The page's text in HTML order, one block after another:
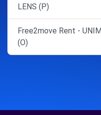
LENS (P)
Free2move Rent -
(O)